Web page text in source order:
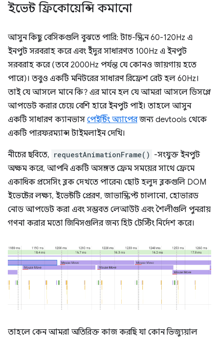
ইভেন্ট ফ্রিকোয়েন্সি কমানো
আসুন কিছু বেসিকগুলি বুঝতে পারি: টাচ-স্ক্রিন 60-120Hz এ
ইনপুট সরবরাহ করে এবং ইঁদুর সাধারণত 100Hz এ ইনপুট
সরবরাহ করে (তবে 2000Hz পর্যন্ত যে কোনও জায়গায় হতে
পারে)। তবুও একটি মনিটরের সাধারণ রিফ্রেশ রেট হল 60Hz।
তাই যে আসলে মানে কি? এর মানে হল যে আমরা আসলে ডিসপ্লে
আপডেট করার চেয়ে বেশি হারে ইনপুট পাই। তাহলে আসুন
একটি সাধারণ ক্যানভাস পেইন্টিং অ্যাপেরজন্য devtools থেকে
একটি পারফরম্যান্স টাইমলাইন দেখি।
নীচের ছবিতে, requestAnimationFrame() -সংযুক্ত ইনপুট
অক্ষম করে, আপনি একটি অসঙ্গত ফ্রেম সময়ের সাথে ফ্রেমে
একাধিক প্রসেসিং ব্লক দেখতে পারেন৷ ছোট হলুদ ব্লকগুলি DOM
ইভেন্টের লক্ষ্য, ইভেন্টটি প্রেরণ, জাভাস্ক্রিপ্ট চালানো, হোভারড
নোড আপডেট করা এবং সম্ভবত লেআউট এবং শৈলীগুলি পুনরায়
গণনা করার মতো জিনিসগুলির জন্য হিট টেস্টিং নির্দেশ করে।
তাহলে কেন আমরা অতিরিক্ত কাজ করছি যা কোন ভিজ্যুয়াল